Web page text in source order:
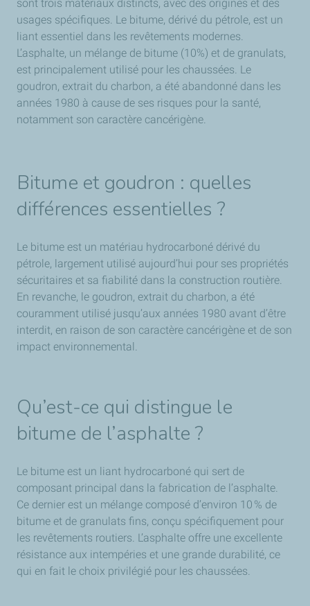
sont trois matériaux distincts, avec des origines et des
usages spécifiques. Le bitume, dérivé du pétrole, est un
liant essentiel dans les revêtements modernes.
L’asphalte, un mélange de bitume (10%) et de granulats,
est principalement utilisé pour les chaussées. Le
goudron, extrait du charbon, a été abandonné dans les
années 1980 à cause de ses risques pour la santé,
notamment son caractère cancérigène.
Bitume et goudron : quelles
différences essentielles ?
Le bitume est un matériau hydrocarboné dérivé du
pétrole, largement utilisé aujourd’hui pour ses propriétés
sécuritaires et sa fiabilité dans la construction routière.
En revanche, le goudron, extrait du charbon, a été
couramment utilisé jusqu’aux années 1980 avant d’être
interdit, en raison de son caractère cancérigène et de son
impact environnemental.
Qu’est-ce qui distingue le
bitume de l’asphalte ?
Le bitume est un liant hydrocarboné qui sert de
composant principal dans la fabrication de l’asphalte.
Ce dernier est un mélange composé d’environ 10 % de
bitume et de granulats fins, conçu spécifiquement pour
les revêtements routiers. L’asphalte offre une excellente
résistance aux intempéries et une grande durabilité, ce
qui en fait le choix privilégié pour les chaussées.